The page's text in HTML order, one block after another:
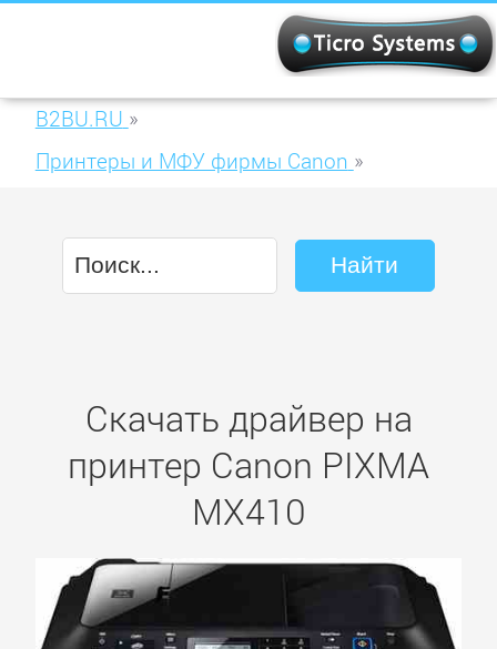
B2BU.RU »
Принтеры и МФУ фирмы Canon »
Скачать драйвер на
принтер Canon PIXMA
MX410